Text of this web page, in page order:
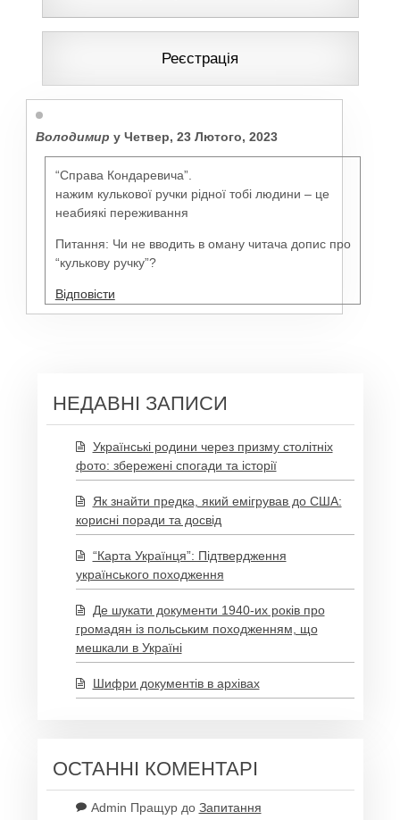
Реєстрація
Володимир у Четвер, 23 Лютого, 2023
“Справа Кондаревича”.
нажим кулькової ручки рідної тобі людини – це
неабиякі переживання
Питання: Чи не вводить в оману читача допис про
“кулькову ручку”?
Відповіcти
НЕДАВНІ ЗАПИСИ
Українські родини через призму столітніх
фото: збережені спогади та історії
Як знайти предка, який емігрував до США:
корисні поради та досвід
“Карта Українця”: Підтвердження
українського походження
Де шукати документи 1940-их років про
громадян із польським походженням, що
мешкали в Україні
Шифри документів в архівах
ОСТАННІ КОМЕНТАРІ
Admin Пращурдо Запитання